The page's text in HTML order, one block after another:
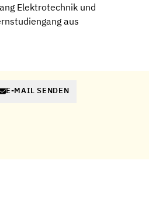
Elektrotechnik und
aus
E-MAIL SENDEN